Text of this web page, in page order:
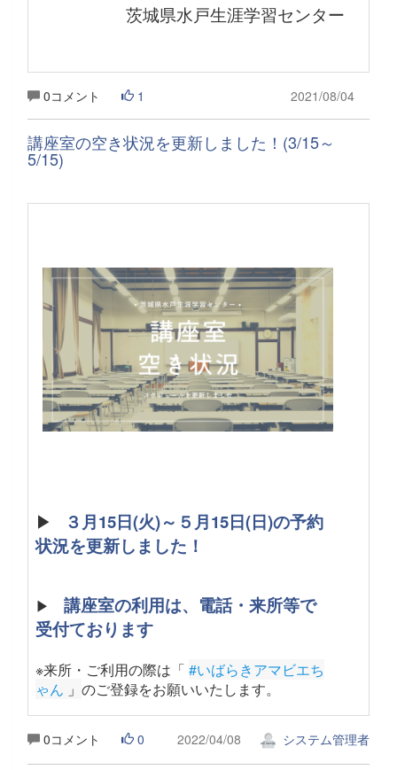
茨城県水戸生涯学習センター
0コメント 1 2021/08/04
講座室の空き状況を更新しました！(3/15～
5/15)
▶
３月15日(火)～５月15日(日)の予約
状況を更新しました！
▶ 講座室の利用は、電話・来所等で
受付ております
※来所・ご利用の際は「 #いばらきアマビエち
ゃん 」 のご登録をお願いいたします。
0コメント 0 2022/04/08 システム管理者